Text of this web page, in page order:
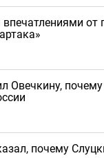
от
Овечкину,
почему